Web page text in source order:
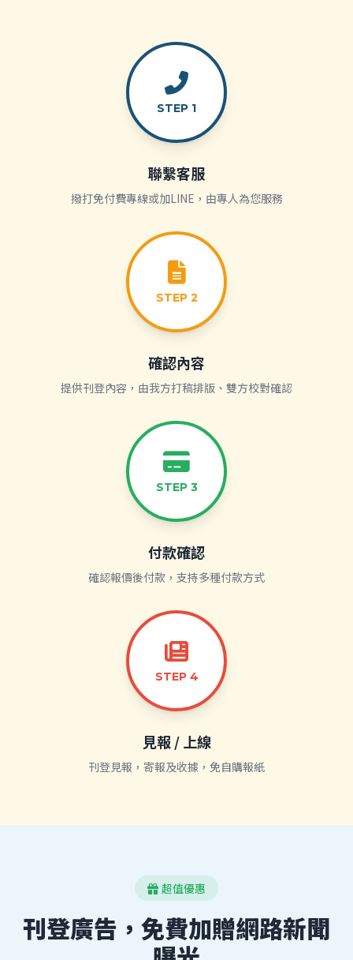
STEP 1
聯繫客服
撥打免付費專線或加LINE，由專人為您服務
STEP 2
確認內容
提供刊登內容，由我方打稿排版、雙方校對確認
STEP 3
付款確認
確認報價後付款，支持多種付款方式
STEP 4
見報 / 上線
刊登見報，寄報及收據，免自購報紙
超值優惠
刊登廣告，免費加贈網路新聞